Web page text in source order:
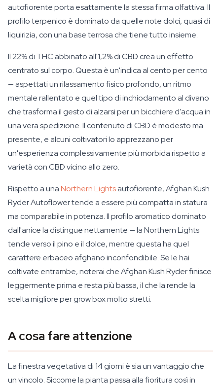
autofiorente porta esattamente la stessa firma olfattiva. Il
profilo terpenico è dominato da quelle note dolci, quasi di
liquirizia, con una base terrosa che tiene tutto insieme.
Il 22% di THC abbinato all'1,2% di CBD crea un effetto
centrato sul corpo. Questa è un'indica al cento per cento
— aspettati un rilassamento fisico profondo, un ritmo
mentale rallentato e quel tipo di inchiodamento al divano
che trasforma il gesto di alzarsi per un bicchiere d'acqua in
una vera spedizione. Il contenuto di CBD è modesto ma
presente, e alcuni coltivatori lo apprezzano per
un'esperienza complessivamente più morbida rispetto a
varietà con CBD vicino allo zero.
Rispetto a unaNorthern Lightsautofiorente, Afghan Kush
Ryder Autoflower tende a essere più compatta in statura
ma comparabile in potenza. Il profilo aromatico dominato
dall'anice la distingue nettamente — la Northern Lights
tende verso il pino e il dolce, mentre questa ha quel
carattere erbaceo afghano inconfondibile. Se le hai
coltivate entrambe, noterai che Afghan Kush Ryder finisce
leggermente prima e resta più bassa, il che la rende la
scelta migliore per grow box molto stretti.
A cosa fare attenzione
La finestra vegetativa di 14 giorni è sia un vantaggio che
un vincolo. Siccome la pianta passa alla fioritura così in